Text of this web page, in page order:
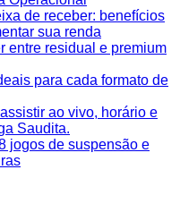
de receber: benefícios
sua renda
entre residual e premium
para cada formato de
ao vivo, horário e
Saudita.
jogos de suspensão e